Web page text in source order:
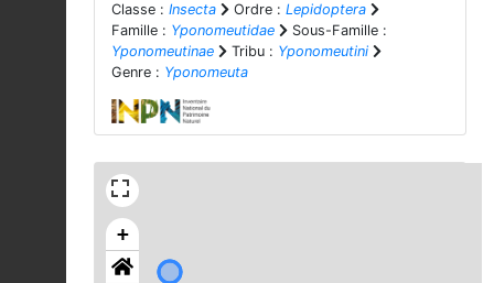
Classe : Insecta Ordre : Lepidoptera
Famille : Yponomeutidae
Sous-Famille :
Yponomeutinae
Tribu : Yponomeutini
Genre : Yponomeuta
+